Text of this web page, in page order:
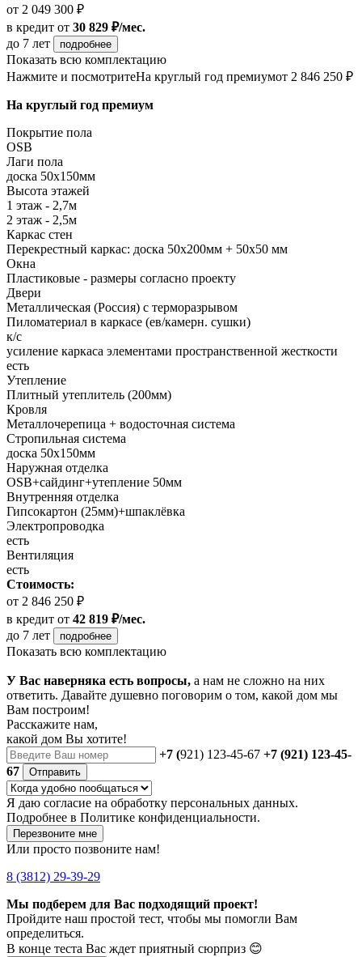
от 2 049 300 ₽
в кредит от 30 829 ₽/мес.
до 7 лет
подробнее
Показать всю комплектацию
Нажмите и посмотритеНа круглый год премиумот 2 846 250 ₽
На круглый год премиум
Покрытие пола
ОSB
Лаги пола
доска 50х150мм
Высота этажей
1 этаж - 2,7м
2 этаж - 2,5м
Каркас стен
Перекрестный каркас: доска 50х200мм + 50х50 мм
Окна
Пластиковые - размеры согласно проекту
Двери
Металлическая (Россия) с терморазрывом
Пиломатериал в каркасе (ев/камерн. сушки)
к/с
усиление каркаса элементами пространственной жесткости
есть
Утепление
Плитный утеплитель (200мм)
Кровля
Металлочерепица + водосточная система
Стропильная система
доска 50х150мм
Наружная отделка
OSB+cайдинг+утепление 50мм
Внутренняя отделка
Гипсокартон (25мм)+шпаклёвка
Электропроводка
есть
Вентиляция
есть
Стоимость:
от 2 846 250 ₽
в кредит от 42 819 ₽/мес.
до 7 лет
подробнее
Показать всю комплектацию
У Вас наверняка есть вопросы, а нам не сложно на них
ответить. Давайте душевно поговорим о том, какой дом мы
Вам построим!
Расскажите нам,
какой дом Вы хотите!
+7 (921) 123-45-67 +7 (921) 123-45-
67
Отправить
Я даю согласие на обработку персональных данных.
Подробнее в Политике конфиденциальности.
Перезвоните мне
Или просто позвоните нам!
8 (3812) 29-39-29
Мы подберем для Вас подходящий проект!
Пройдите наш простой тест, чтобы мы помогли Вам
определиться.
В конце теста Вас ждет приятный сюрприз 😊